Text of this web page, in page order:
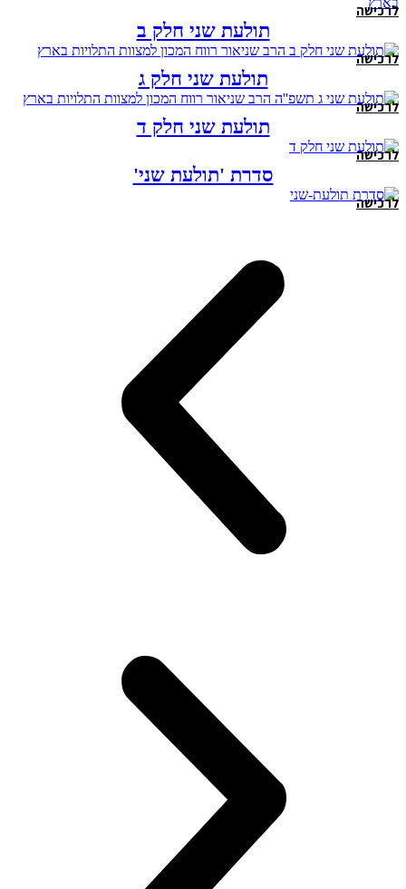
לרכישה
תולעת שני חלק ב
לרכישה
תולעת שני חלק ג
לרכישה
תולעת שני חלק ד
לרכישה
סדרת 'תולעת שני'
לרכישה